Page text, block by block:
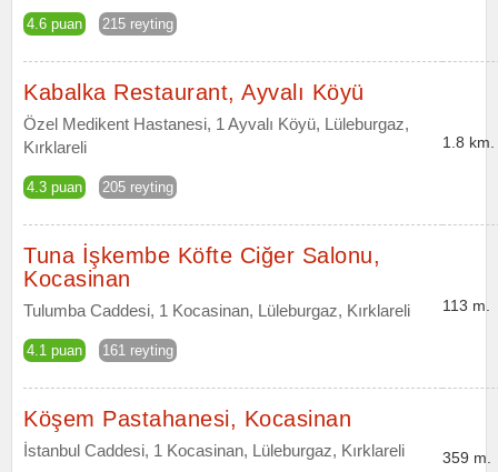
4.6 puan 215 reyting
Kabalka Restaurant, Ayvalı Köyü
Özel Medikent Hastanesi, 1 Ayvalı Köyü, Lüleburgaz,
Kırklareli
4.3 puan 205 reyting
1.8 km.
Tuna İşkembe Köfte Ciğer Salonu,
Kocasinan
Tulumba Caddesi, 1 Kocasinan, Lüleburgaz, Kırklareli
4.1 puan 161 reyting
113 m.
Köşem Pastahanesi, Kocasinan
İstanbul Caddesi, 1 Kocasinan, Lüleburgaz, Kırklareli 359 m.